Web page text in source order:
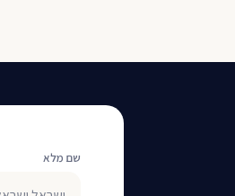
שם מלא